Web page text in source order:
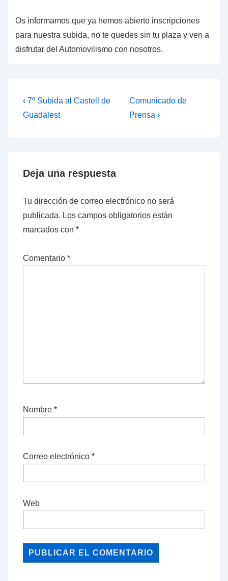
Os informamos que ya hemos abierto inscripciones
para nuestra subida, no te quedes sin tu plaza y ven a
disfrutar del Automovilismo con nosotros.
Navegación
de
La
entrada
‹ 7º Subida al Castell de
Guadalest
La
entrada
Comunicado de
Prensa ›
Deja una respuesta
Tu dirección de correo electrónico no será
publicada. Los campos obligatorios están
marcados con *
Comentario *
Nombre *
Correo electrónico *
Web